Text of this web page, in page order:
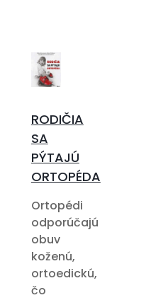
RODIČIA
SA
PÝTAJÚ
ORTOPÉDA
Ortopédi
odporúčajú
obuv
koženú,
ortoedickú,
čo